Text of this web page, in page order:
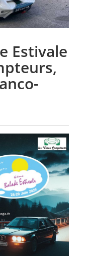
Estivale